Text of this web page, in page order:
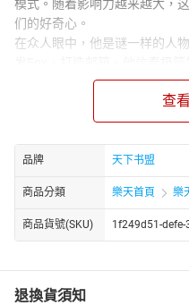
模式。随着影响力越来越大，
们的好奇心。
在众人眼中，他是谜一样的人
技术。他勇于打破传统思维的
有一席之地。他便是被人们称
一路追梦，伴随情怀，从未停
查
品牌 天下书盟
商品分類 樂天首頁 樂
商品貨號(SKU) 1f249d51-
退換貨須知